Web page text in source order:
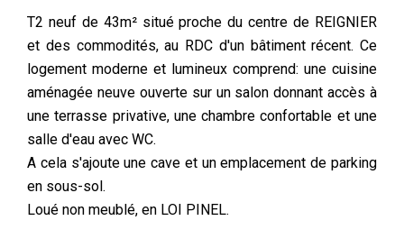
T2 neuf de 43m² situé proche du centre de REIGNIER
et des commodités, au RDC d'un bâtiment récent. Ce
logement moderne et lumineux comprend: une cuisine
aménagée neuve ouverte sur un salon donnant accès à
une terrasse privative, une chambre confortable et une
salle d'eau avec WC.
A cela s'ajoute une cave et un emplacement de parking
en sous-sol.
Loué non meublé, en LOI PINEL.